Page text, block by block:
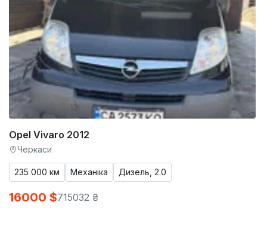
Opel Vivaro 2012
Черкаси
235 000 км Механіка Дизель, 2.0
16000 $715032 ₴